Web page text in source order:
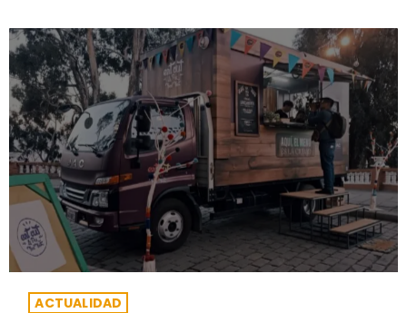
ACTUALIDAD